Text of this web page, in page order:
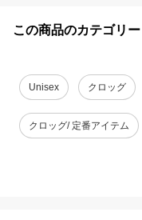
この商品のカテゴリー
Unisex クロッグ
クロッグ/ 定番アイテム